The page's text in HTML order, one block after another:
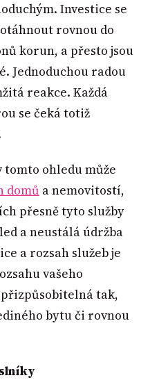
Investice se
rovnou do
korun, a přesto jsou
Jednoduchou radou
reakce. Každá
se čeká totiž
tomto ohledu může
domů a nemovitostí,
přesně tyto služby
a neustálá údržba
a rozsah služeb je
vašeho
tak,
bytu či rovnou